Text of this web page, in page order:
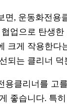
면, 운동화전용
업으로 탄생
크게 작용한다
되는 클리너
용클리너를 고
좋습니다. 특